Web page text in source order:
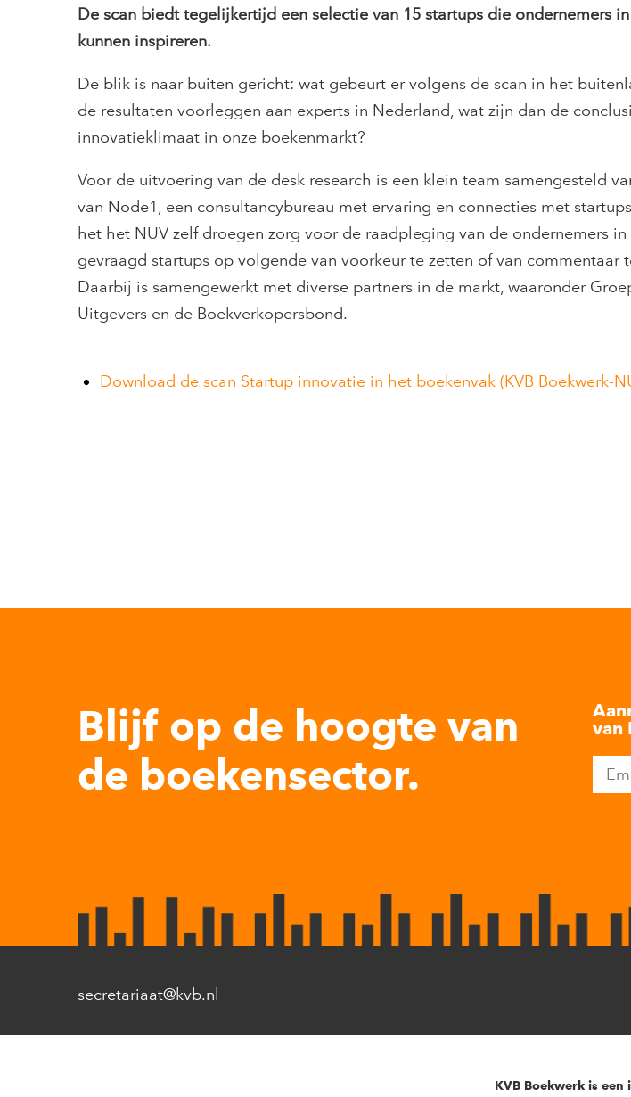
De scan biedt tegelijkertijd een selectie van 15 startups die ondernemers
kunnen inspireren.
De blik is naar buiten gericht: wat gebeurt er volgens de scan in het
de resultaten voorleggen aan experts in Nederland, wat zijn dan de
innovatieklimaat in onze boekenmarkt?
Voor de uitvoering van de desk research is een klein team samengesteld
van Node1, een consultancybureau met ervaring en connecties met
het het NUV zelf droegen zorg voor de raadpleging van de ondernemers
gevraagd startups op volgende van voorkeur te zetten of van commentaar
Daarbij is samengewerkt met diverse partners in de markt, waaronder
Uitgevers en de Boekverkopersbond.
Download de scan Startup innovatie in het boekenvak (KVB Boekwerk-
Blijf op de hoogte van
de boekensector.
van
secretariaat@kvb.nl
KVB Boekwerk is een